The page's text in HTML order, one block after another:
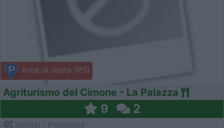
Area di sosta (PS)
Agriturismo del Cimone - La Palazza
9 2